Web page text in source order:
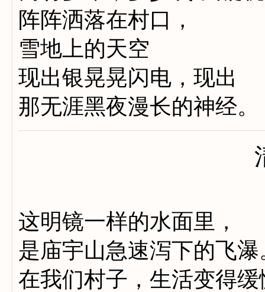
阵阵洒落在村口，
雪地上的天空
现出银晃晃闪电，现出
那无涯黑夜漫长的神经。
这明镜一样的水面里，
是庙宇山急速泻下的飞瀑
在我们村子，生活变得缓